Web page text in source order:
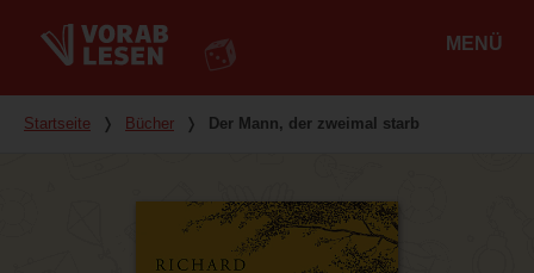
MENÜ
Du bist hier
Startseite ❭ Bücher ❭ Der Mann, der zweimal starb